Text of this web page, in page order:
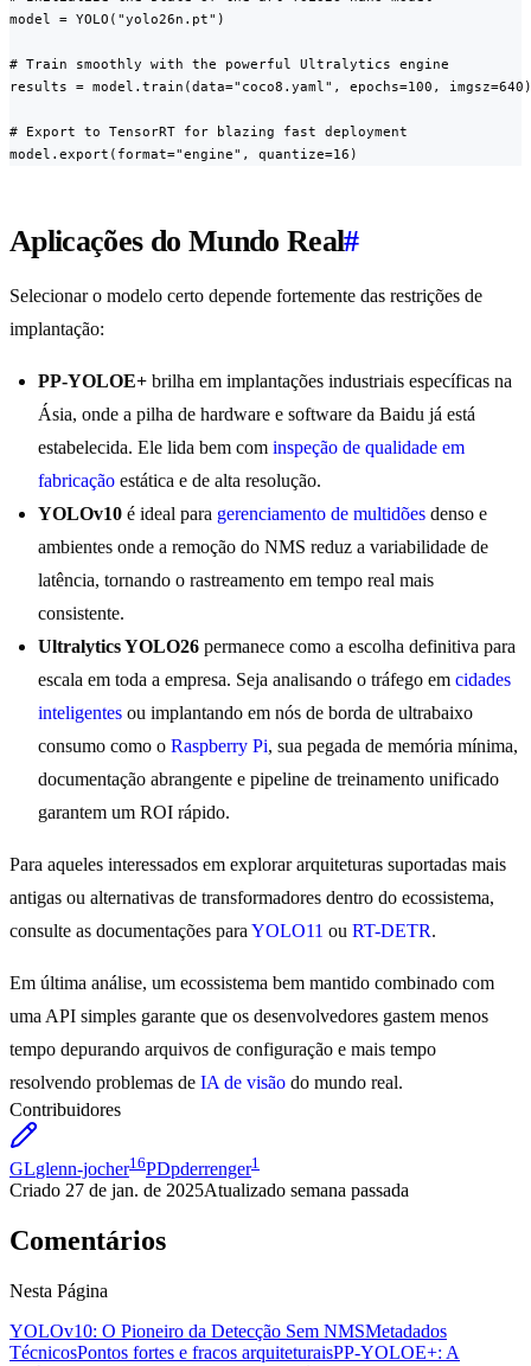
model = YOLO("yolo26n.pt")
# Train smoothly with the powerful Ultralytics engine
results = model.train(data="coco8.yaml", epochs=100, imgsz=640)
# Export to TensorRT for blazing fast deployment
model.export(format="engine", quantize=16)
Aplicações do Mundo Real#
Selecionar o modelo certo depende fortemente das restrições de
implantação:
PP-YOLOE+ brilha em implantações industriais específicas na
Ásia, onde a pilha de hardware e software da Baidu já está
estabelecida. Ele lida bem com inspeção de qualidade em
fabricação estática e de alta resolução.
YOLOv10 é ideal para gerenciamento de multidões denso e
ambientes onde a remoção do NMS reduz a variabilidade de
latência, tornando o rastreamento em tempo real mais
consistente.
Ultralytics YOLO26 permanece como a escolha definitiva para
escala em toda a empresa. Seja analisando o tráfego em cidades
inteligentes ou implantando em nós de borda de ultrabaixo
consumo como o Raspberry Pi, sua pegada de memória mínima,
documentação abrangente e pipeline de treinamento unificado
garantem um ROI rápido.
Para aqueles interessados em explorar arquiteturas suportadas mais
antigas ou alternativas de transformadores dentro do ecossistema,
consulte as documentações para YOLO11 ou RT-DETR.
Em última análise, um ecossistema bem mantido combinado com
uma API simples garante que os desenvolvedores gastem menos
tempo depurando arquivos de configuração e mais tempo
resolvendo problemas de IA de visão do mundo real.
Contribuidores
GLglenn-jocher16PDpderrenger1
Criado 27 de jan. de 2025Atualizado semana passada
Comentários
Nesta Página
YOLOv10: O Pioneiro da Detecção Sem NMSMetadados
TécnicosPontos fortes e fracos arquiteturaisPP-YOLOE+: A